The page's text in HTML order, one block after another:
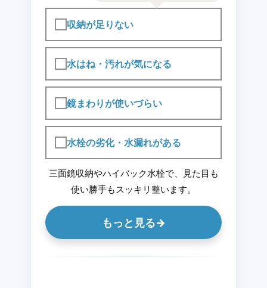
収納が足りない
水はね・汚れが気になる
鏡まわりが使いづらい
水栓の劣化・水漏れがある
三面鏡収納やハイバック水栓で、見た目も
使い勝手もスッキリ整います。
もっと見る→